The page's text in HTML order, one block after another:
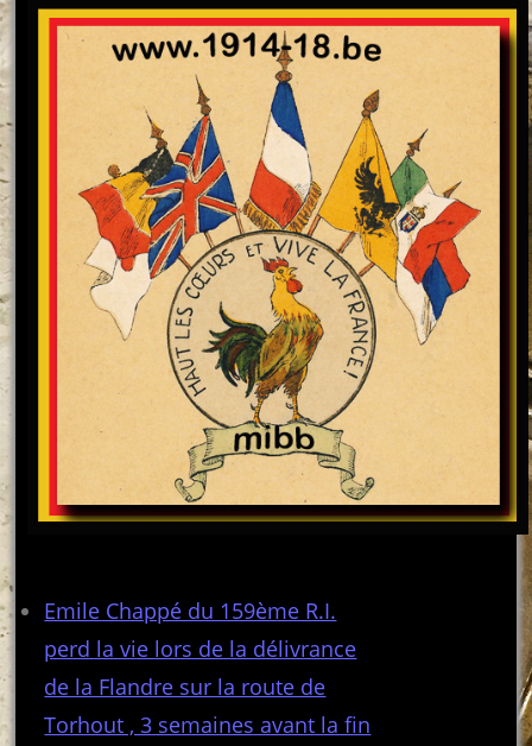
Emile Chappé du 159ème R.I.
perd la vie lors de la délivrance
de la Flandre sur la route de
Torhout , 3 semaines avant la fin